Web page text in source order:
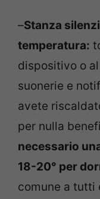
–Stanza
temperatura:
dispositivo o
suonerie e
avete
per nulla
necessario
18-20° per
comune a tutti